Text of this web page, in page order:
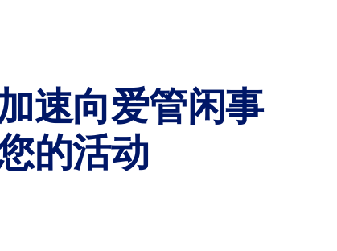
速向爱管闲事
的活动